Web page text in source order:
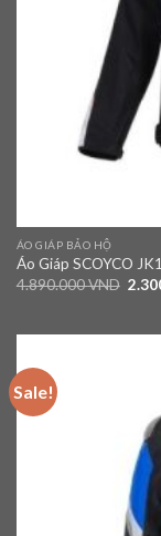
ÁO GIÁP BẢO HỘ
Áo Giáp SCOYCO
4.890.000VND
Sale!